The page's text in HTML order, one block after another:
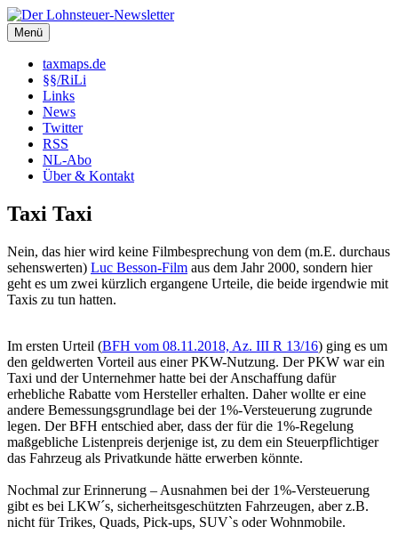
Zum
Inhalt
springen
Der Lohnsteuer-Newsletter
Steuerliche Informationen rund um das Arbeitsverhältnis (LSt,
SozVers, AR und mehr).
Menü
taxmaps.de
§§/RiLi
Links
News
Twitter
RSS
NL-Abo
Über & Kontakt
Taxi Taxi
Nein, das hier wird keine Filmbesprechung von dem (m.E. durchaus
sehenswerten) Luc Besson-Film aus dem Jahr 2000, sondern hier
geht es um zwei kürzlich ergangene Urteile, die beide irgendwie mit
Taxis zu tun hatten.
Im ersten Urteil (BFH vom 08.11.2018, Az. III R 13/16) ging es um
den geldwerten Vorteil aus einer PKW-Nutzung. Der PKW war ein
Taxi und der Unternehmer hatte bei der Anschaffung dafür
erhebliche Rabatte vom Hersteller erhalten. Daher wollte er eine
andere Bemessungsgrundlage bei der 1%-Versteuerung zugrunde
legen. Der BFH entschied aber, dass der für die 1%-Regelung
maßgebliche Listenpreis derjenige ist, zu dem ein Steuerpflichtiger
das Fahrzeug als Privatkunde hätte erwerben könnte.
Nochmal zur Erinnerung – Ausnahmen bei der 1%-Versteuerung
gibt es bei LKW´s, sicherheitsgeschützten Fahrzeugen, aber z.B.
nicht für Trikes, Quads, Pick-ups, SUV`s oder Wohnmobile.